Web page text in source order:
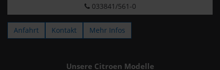
033841/561-0
Anfahrt Kontakt Mehr Infos
Unsere Citroen Modelle